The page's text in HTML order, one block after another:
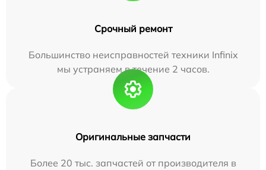
Срочный ремонт
Большинство неисправностей техники Infinix
мы устраняем в течение 2 часов.
Оригинальные запчасти
Более 20 тыс. запчастей от производителя в